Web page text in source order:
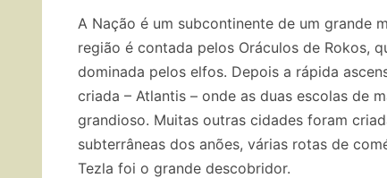
A Nação é um subcontinente de um grande
região é contada pelos Oráculos de Rokos,
dominada pelos elfos. Depois a rápida
criada – Atlantis – onde as duas escolas de
grandioso. Muitas outras cidades foram
subterrâneas dos anões, várias rotas de
Tezla foi o grande descobridor.